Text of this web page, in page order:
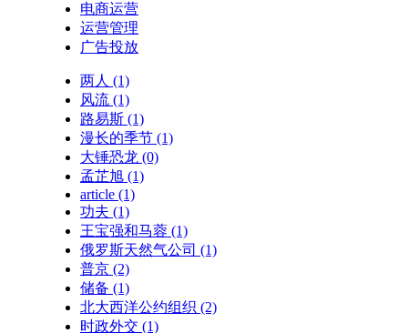
电商运营
运营管理
广告投放
两人 (1)
风流 (1)
路易斯 (1)
漫长的季节 (1)
大锤恐龙 (0)
孟芷旭 (1)
article (1)
功夫 (1)
王宝强和马蓉 (1)
俄罗斯天然气公司 (1)
普京 (2)
储备 (1)
北大西洋公约组织 (2)
时政外交 (1)